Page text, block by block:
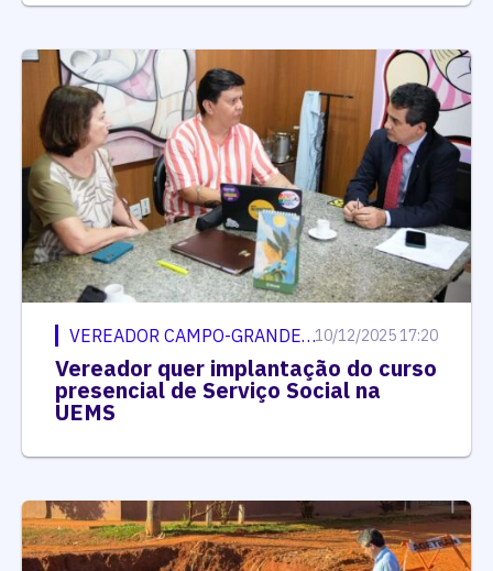
VEREADOR CAMPO-GRANDENSE10/12/2025 17:20
Vereador quer implantação do curso
presencial de Serviço Social na
UEMS